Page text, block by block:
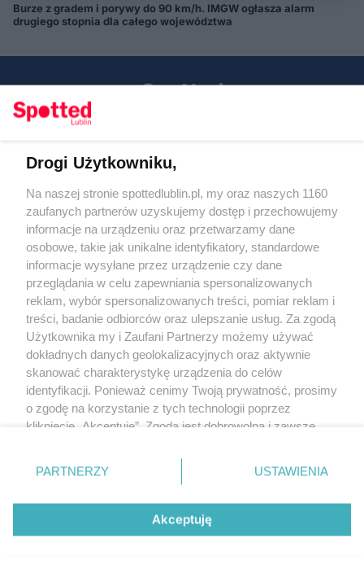
Burze z gradem i porywy do 90 km/h. IMGW ogłasza alarm
drugiego stopnia dla całego województwa
KATEGORIE
OGŁOSZENIA
WYDARZENIA
NA SKRÓTY
Regulamin
Polityka prywatności
RODO
Warunki korzystania z treści
Drogi Użytkowniku,
Na naszej stronie spottedlublin.pl, my oraz naszych 1160
zaufanych partnerów uzyskujemy dostęp i przechowujemy
informacje na urządzeniu oraz przetwarzamy dane
osobowe, takie jak unikalne identyfikatory, standardowe
informacje wysyłane przez urządzenie czy dane
przeglądania w celu zapewniania spersonalizowanych
reklam, wybór spersonalizowanych treści, pomiar reklam i
treści, badanie odbiorców oraz ulepszanie usług. Za zgodą
Użytkownika my i Zaufani Partnerzy możemy używać
dokładnych danych geolokalizacyjnych oraz aktywnie
skanować charakterystykę urządzenia do celów
identyfikacji. Ponieważ cenimy Twoją prywatność, prosimy
o zgodę na korzystanie z tych technologii poprzez
kliknięcie „Akceptuję”. Zgoda jest dobrowolna i zawsze
prywatności znajdujący się w lewym dolnym rogu strony
. Niektóre rodzaje przetwarzania danych nie wymagają
zgody użytkownika, ale masz prawo sprzeciwić się
takiemu przetwarzaniu. Preferencje będą miały
zastosowania tylko na tej witrynie.
PARTNERZY USTAWIENIA
Akceptuję